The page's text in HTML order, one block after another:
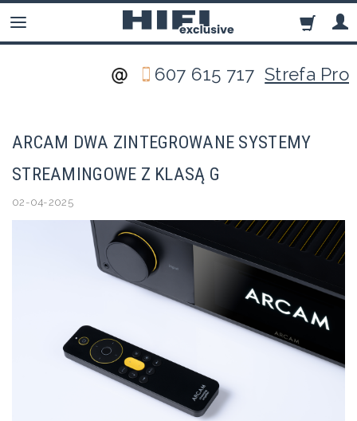
607 615 717Strefa Pro
ARCAM DWA ZINTEGROWANE SYSTEMY
STREAMINGOWE Z KLASĄ G
02-04-2025